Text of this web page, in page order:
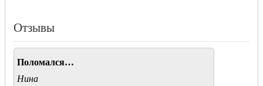
Отзывы
Поломался…
Нина